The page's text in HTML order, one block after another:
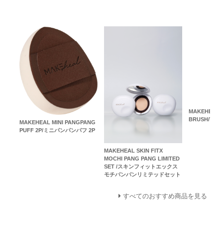
MAKEHEAL MINI PANGPANG
PUFF 2P/ミニパンパンパフ 2P
MAKEHEAL SKIN FITX
MOCHI PANG PANG LIMITED
SET /スキンフィットエックス
モチパンパンリミテッドセット
MAKEHEAL
BRUSH/V-カ
すべてのおすすめ商品を見る